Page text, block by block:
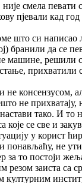
смела певати
пјевали кад
што си
бранили да се
машине, решили
прихватили
не консензусом,
не
тако. И то
које се све и
у корист
понављаћу, не
за то постоји
резом заиста са